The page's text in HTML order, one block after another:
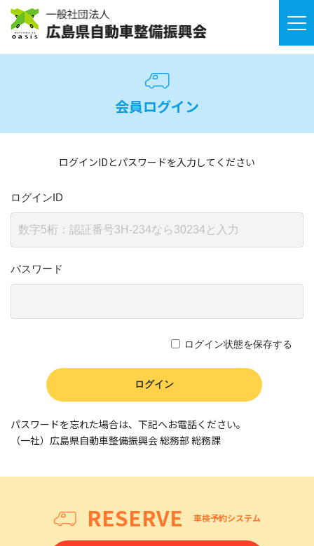
会員ログイン
ログインIDとパスワードを入力してください
ログインID
パスワード
ログイン状態を保存する
パスワードを忘れた場合は、下記へお電話ください。
（一社）広島県自動車整備振興会 総務部 総務課
RESERVE 車検予約システム